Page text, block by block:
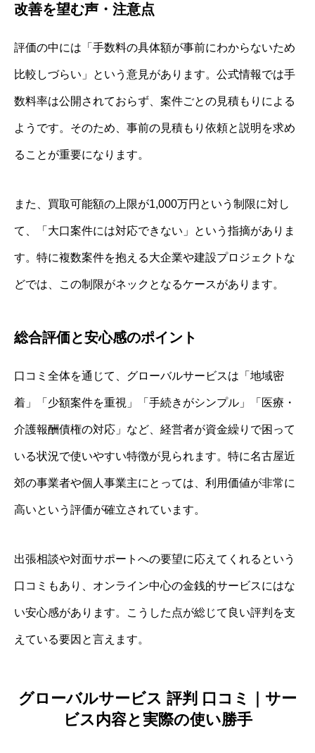
改善を望む声・注意点
評価の中には「手数料の具体額が事前にわからないため
比較しづらい」という意見があります。公式情報では手
数料率は公開されておらず、案件ごとの見積もりによる
ようです。そのため、事前の見積もり依頼と説明を求め
ることが重要になります。
また、買取可能額の上限が1,000万円という制限に対し
て、「大口案件には対応できない」という指摘がありま
す。特に複数案件を抱える大企業や建設プロジェクトな
どでは、この制限がネックとなるケースがあります。
総合評価と安心感のポイント
口コミ全体を通じて、グローバルサービスは「地域密
着」「少額案件を重視」「手続きがシンプル」「医療・
介護報酬債権の対応」など、経営者が資金繰りで困って
いる状況で使いやすい特徴が見られます。特に名古屋近
郊の事業者や個人事業主にとっては、利用価値が非常に
高いという評価が確立されています。
出張相談や対面サポートへの要望に応えてくれるという
口コミもあり、オンライン中心の金銭的サービスにはな
い安心感があります。こうした点が総じて良い評判を支
えている要因と言えます。
グローバルサービス 評判 口コミ｜サー
ビス内容と実際の使い勝手